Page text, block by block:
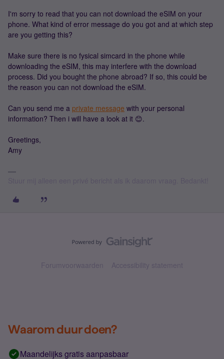
I'm sorry to read that you can not download the eSIM on your
phone. What kind of error message do you got and at which step
are you getting this?
Make sure there is no fysical simcard in the phone while
downloading the eSIM, this may interfere with the download
process. Did you bought the phone abroad? If so, this could be
the reason you can not download the eSIM.
Can you send me a private message with your personal
information? Then i will have a look at it 😊.
Greetings,
Amy
Forumvoorwaarden Accessibility statement
Waarom duur doen?
Maandelijks gratis aanpasbaar